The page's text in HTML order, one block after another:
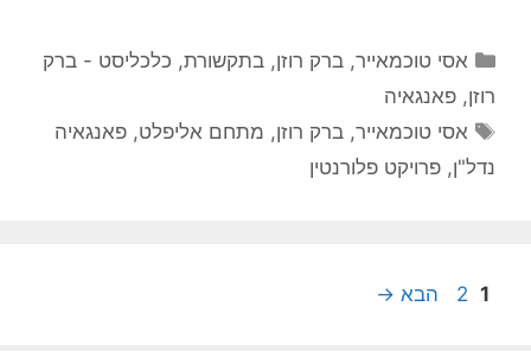
קטגוריות
אסי טוכמאייר,ברק רוזן,בתקשורת, כלכליסט - ברק
רוזן, פאנגאיה
תגיות
אסי טוכמאייר,ברק רוזן, מתחם אליפלט,פאנגאיה
נדל"ן, פרויקט פלורנטין
עמוד
1 עמוד
2 הבא →